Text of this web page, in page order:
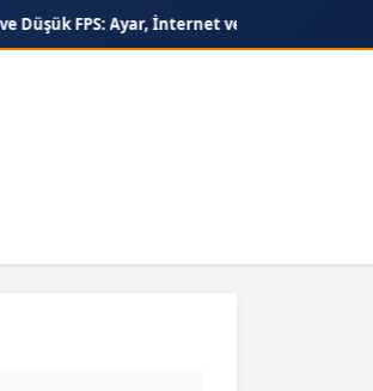
İnternet ve Konsol Optimizasyonu